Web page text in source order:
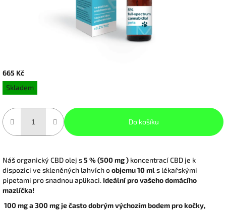
665 Kč
Měrná
cena:
Skladem
Do košíku
Náš organický CBD olej s5 % (500 mg ) koncentrací CBD je k
dispozici ve skleněných lahvích oobjemu 10 mls lékařskými
pipetami pro snadnou aplikaci. Ideální pro vašeho domácího
mazlíčka!
100 mg a 300 mg je často dobrým výchozím bodem pro kočky,